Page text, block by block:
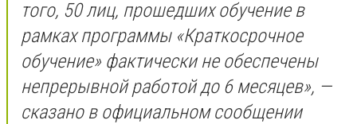
того, 50 лиц, прошедших обучение в
рамках программы «Краткосрочное
обучение» фактически не обеспечены
непрерывной работой до 6 месяцев», —
сказано в официальном сообщении